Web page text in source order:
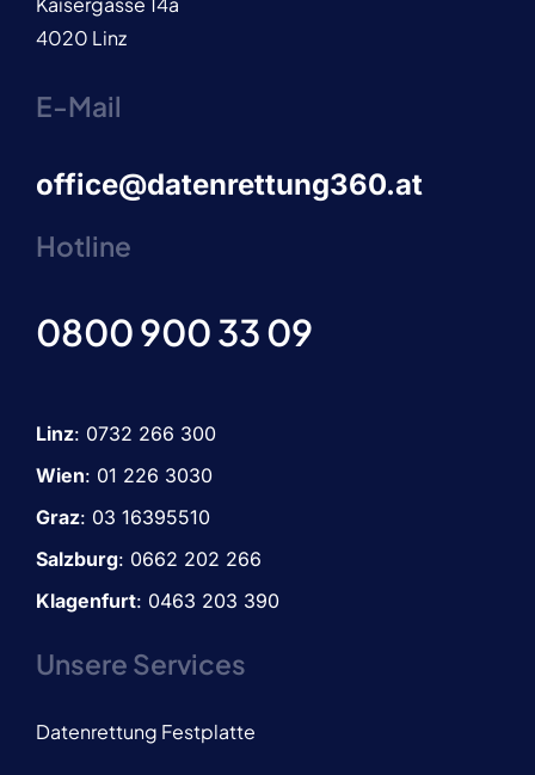
4020 Linz
E-Mail
office@datenrettung360.at
Hotline
0800 900 33 09
Linz: 0732 266 300
Wien: 01 226 3030
Graz: 03 16395510
Salzburg: 0662 202 266
Klagenfurt: 0463 203 390
Unsere Services
Datenrettung Festplatte